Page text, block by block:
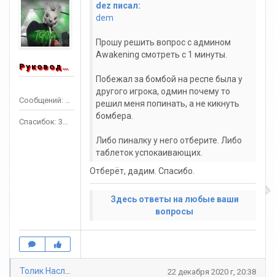
Руководитель
Сообщений: 1553
Спасибок: 3303
dez писал:
dem
Прошу решить вопрос с админом
Awakening смотреть с 1 минуты.
Побежал за бомбой на респе была у
другого игрока, одмин почему то
решил меня попинать, а не кикнуть
бомбера.
Либо пиналку у него отберите. Либо
таблеток успокаивающих.
Отберёт, дадим. Спасибо.
Здесь ответы на любые ваши
вопросы
22 декабря 2020 г, 20:38